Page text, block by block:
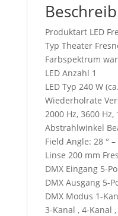
Produktart LED
Typ Theater
Farbspektrum
LED Anzahl 1
LED Typ 240 W
Wiederholrate
2000 Hz, 3600 Hz,
Abstrahlwinkel
Field Angle: 28 ° –
Linse 200 mm
DMX Eingang 5-
DMX Ausgang 5-
DMX Modus 1-
3-Kanal , 4-Kanal